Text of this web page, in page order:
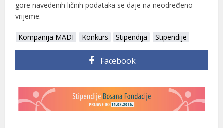
gore navedenih ličnih podataka se daje na neodređeno
vrijeme.
Kompanija MADI Konkurs Stipendija Stipendije
Facebook